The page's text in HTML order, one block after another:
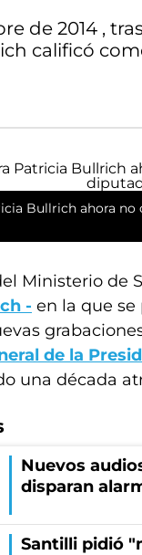
de 2014 ,
calificó
Bullrich ahora
Ministerio de
- en la que se
de la
una década
Nuevos
disparan
Santilli pidió